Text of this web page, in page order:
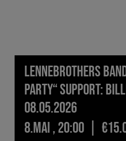
LenneBrothers
Party“ Support:
08.05.2026
8.Mai , 20:00